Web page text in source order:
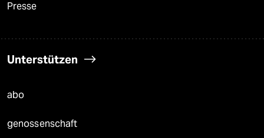
Presse
Unterstützen
abo
genossenschaft